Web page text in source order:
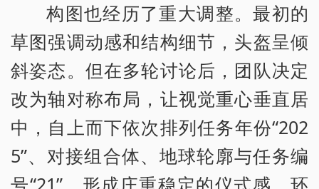
构图也经历了重大调整。最初的
草图强调动感和结构细节，头盔呈倾
斜姿态。但在多轮讨论后，团队决定
改为轴对称布局，让视觉重心垂直居
中，自上而下依次排列任务年份“202
5”、对接组合体、地球轮廓与任务编
号“21”，形成庄重稳定的仪式感。环